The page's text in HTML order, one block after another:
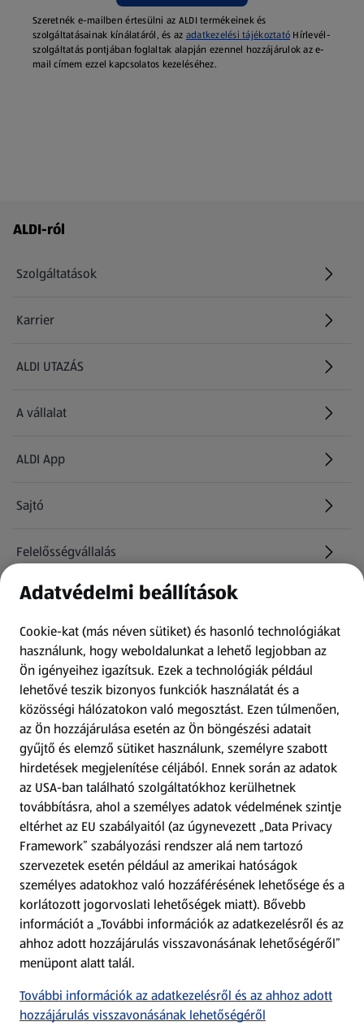
Szeretnék e-mailben értesülni az ALDI termékeinek és
szolgáltatásainak kínálatáról, és az adatkezelési tájékoztató Hírlevél-
szolgáltatás pontjában foglaltak alapján ezennel hozzájárulok az e-
mail címem ezzel kapcsolatos kezeléséhez.
Láblécmenü - további linkek
ALDI-ról
Szolgáltatások
Karrier
(új oldalon nyílik meg)
ALDI UTAZÁS
(új oldalon nyílik meg)
A vállalat
ALDI App
Sajtó
Felelősségvállalás
Információk
Kérdőív
Fizetési lehetőségek
ALDI utalványok
Árcsökkentés
Adattörlő alkalmazás
Szervizpont
(új oldalon nyílik meg)
Fedezz fel minket az interneten!
Töltsd le az ALDI Magyarország applikációt!
Adatvédelmi beállítások
Cookie-kat (más néven sütiket) és hasonló technológiákat
használunk, hogy weboldalunkat a lehető legjobban az
Ön igényeihez igazítsuk. Ezek a technológiák például
lehetővé teszik bizonyos funkciók használatát és a
közösségi hálózatokon való megosztást. Ezen túlmenően,
az Ön hozzájárulása esetén az Ön böngészési adatait
gyűjtő és elemző sütiket használunk, személyre szabott
hirdetések megjelenítése céljából. Ennek során az adatok
az USA-ban található szolgáltatókhoz kerülhetnek
továbbításra, ahol a személyes adatok védelmének szintje
eltérhet az EU szabályaitól (az úgynevezett „Data Privacy
Framework” szabályozási rendszer alá nem tartozó
szervezetek esetén például az amerikai hatóságok
személyes adatokhoz való hozzáférésének lehetősége és a
korlátozott jogorvoslati lehetőségek miatt). Bővebb
információt a „További információk az adatkezelésről és az
ahhoz adott hozzájárulás visszavonásának lehetőségéről”
menüpont alatt talál.
További információk az adatkezelésről és az ahhoz adott
hozzájárulás visszavonásának lehetőségéről